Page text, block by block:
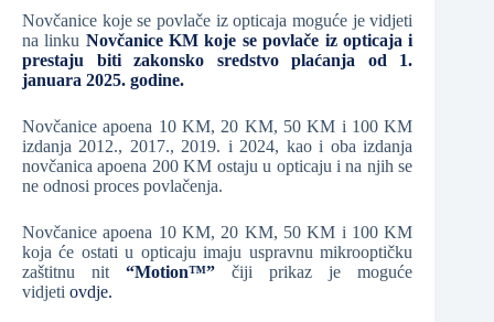
Novčanice koje se povlače iz opticaja moguće je vidjeti
na linku Novčanice KM koje se povlače iz opticaja i
prestaju biti zakonsko sredstvo plaćanja od 1.
januara 2025. godine.
Novčanice apoena 10 KM, 20 KM, 50 KM i 100 KM
izdanja 2012., 2017., 2019. i 2024, kao i oba izdanja
novčanica apoena 200 KM ostaju u opticaju i na njih se
ne odnosi proces povlačenja.
Novčanice apoena 10 KM, 20 KM, 50 KM i 100 KM
koja će ostati u opticaju imaju uspravnu mikrooptičku
zaštitnu nit“Motion™” čiji prikaz je moguće
vidjeti ovdje.